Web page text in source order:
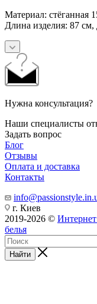
Материал: стёганная
Длина изделия: 87 см,
Нужна консультация?
Наши специалисты
Задать вопрос
Блог
Отзывы
Оплата и доставка
Контакты
г. Киев
2019-2026 ©
белья
Найти